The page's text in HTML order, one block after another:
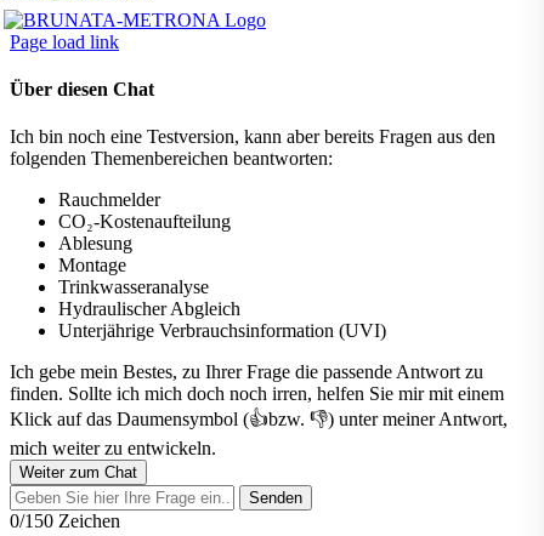
Page load link
Über diesen Chat
Ich bin noch eine Testversion, kann aber bereits Fragen aus den
folgenden Themenbereichen beantworten:
Rauchmelder
CO₂-Kostenaufteilung
Ablesung
Montage
Trinkwasseranalyse
Hydraulischer Abgleich
Unterjährige Verbrauchsinformation (UVI)
Ich gebe mein Bestes, zu Ihrer Frage die passende Antwort zu
finden. Sollte ich mich doch noch irren, helfen Sie mir mit einem
Klick auf das Daumensymbol (👍bzw. 👎) unter meiner Antwort,
mich weiter zu entwickeln.
Weiter zum Chat
Senden
0/150 Zeichen